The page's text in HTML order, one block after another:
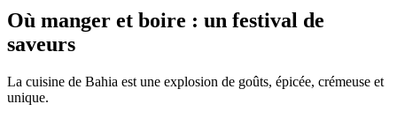
Où manger et boire : un festival de
saveurs
La cuisine de Bahia est une explosion de goûts, épicée, crémeuse et
unique.